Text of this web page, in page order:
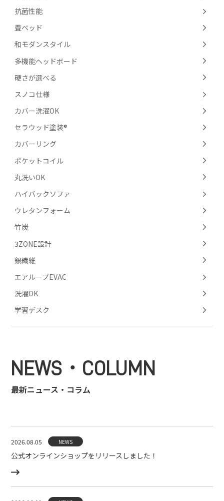
抗菌性能
畳ベッド
和モダンスタイル
多機能ヘッドボード
硬さが選べる
スノコ仕様
カバー洗濯OK
セラウッド塗装®
カバーリング
ポケットコイル
丸洗いOK
ハイバックソファ
ウレタンフォーム
竹炭
3ZONE設計
銀繊維
エアループEVAC
洗濯OK
学習デスク
NEWS・COLUMN
最新ニュース・コラム
2026.08.05 NEWS
公式オンラインショップをリリースしました！